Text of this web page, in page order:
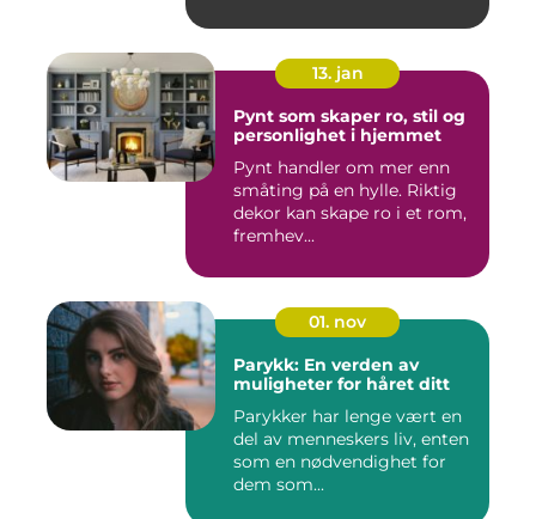
13. jan
Pynt som skaper ro, stil og
personlighet i hjemmet
Pynt handler om mer enn
småting på en hylle. Riktig
dekor kan skape ro i et rom,
fremhev...
01. nov
Parykk: En verden av
muligheter for håret ditt
Parykker har lenge vært en
del av menneskers liv, enten
som en nødvendighet for
dem som...